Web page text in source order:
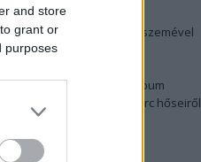
and store
grant or
purposes
és anatómia
egy holland fotós szemével
fotók 2015-ből
a nagy meztelen album
meg a 48-as szabadságharc hőseiről
fotókat!
feliratkozás